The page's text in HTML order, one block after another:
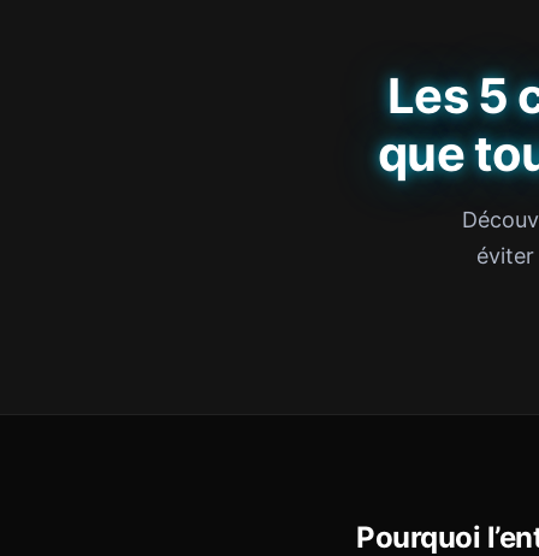
Les 5
que
éviter
Pourquoi